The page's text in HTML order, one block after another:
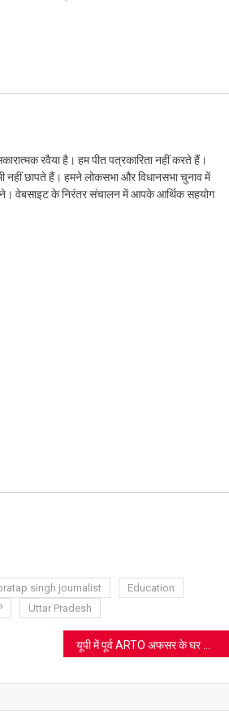
रवैया है। हम पीत पत्रकारिता नहीं करते हैं।
नहीं छापते हैं। हमने लोकसभा और विधानसभा चुनाव में
वेबसाइट के निरंतर संचालन में आपके आर्थिक सहयोग
singh journalist
Education
Uttar Pradesh